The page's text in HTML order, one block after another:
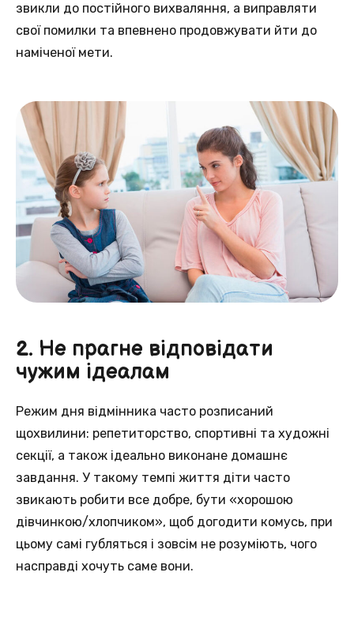
звикли до постійного вихваляння, а виправляти
свої помилки та впевнено продовжувати йти до
наміченої мети.
2. Не прагне відповідати
чужим ідеалам
Режим дня відмінника часто розписаний
щохвилини: репетиторство, спортивні та художні
секції, а також ідеально виконане домашнє
завдання. У такому темпі життя діти часто
звикають робити все добре, бути «хорошою
дівчинкою/хлопчиком», щоб догодити комусь, при
цьому самі губляться і зовсім не розуміють, чого
насправді хочуть саме вони.